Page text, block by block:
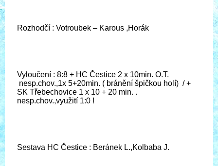
Rozhodčí : Votroubek – Karous ,Horák
Vyloučení : 8:8 + HC Čestice 2 x 10min. O.T.
nesp.chov.,1x 5+20min. ( bránění špičkou holí) / +
SK Třebechovice 1 x 10 + 20 min. .
nesp.chov.,využití 1:0 !
Sestava HC Čestice : Beránek L.,Kolbaba J.